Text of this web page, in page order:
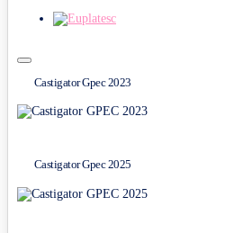
Castigator Gpec 2023
Castigator Gpec 2025